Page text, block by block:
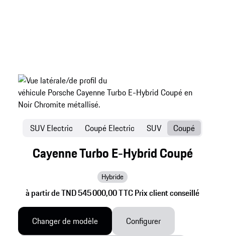
Cayenne Turbo E-Hybrid Coupé
Hybride
à partir de TND 545 000,00 TTC Prix client conseillé
SUV Electric Coupé Electric SUV Coupé
Changer de modèle Configurer